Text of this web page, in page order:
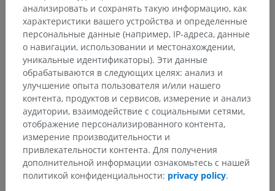
ветви обеспечивают проведение постганглионарных
симпатических волокон к периферическим органам-
мишеням, таким как потовые железы и кровеносные
сосуды.
_________________________
СВОДНАЯ ТАБЛИЦА
СТРУКТУРЫ, ИННЕРВИРУЕМЫЕ
ПЕРЕДНЯЯ ВЕТВЬ
ДВИГАТЕЛЬНЫЕ
СТРУКТУРЫ
ЧУВСТВИТЕЛЬНЫЕ
СТРУКТУРЫ
анализировать и сохранять такую информацию, как
характеристики вашего устройства и определенные
персональные данные (например, IP-адреса, данные
о навигации, использовании и местонахождении,
уникальные идентификаторы). Эти данные
обрабатываются в следующих целях: анализ и
улучшение опыта пользователя и/или нашего
контента, продуктов и сервисов, измерение и анализ
аудитории, взаимодействие с социальными сетями,
отображение персонализированного контента,
измерение производительности и
привлекательности контента. Для получения
дополнительной информации ознакомьтесь с нашей
политикой конфиденциальности: privacy policy.